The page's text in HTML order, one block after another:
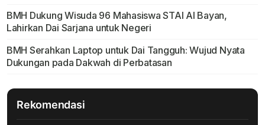
BMH Dukung Wisuda 96 Mahasiswa STAI Al Bayan,
Lahirkan Dai Sarjana untuk Negeri
BMH Serahkan Laptop untuk Dai Tangguh: Wujud Nyata
Dukungan pada Dakwah di Perbatasan
Rekomendasi